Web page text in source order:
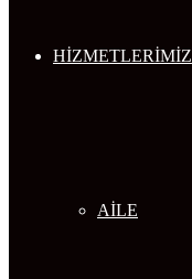
HİZMETLERİMİZ
AİLE